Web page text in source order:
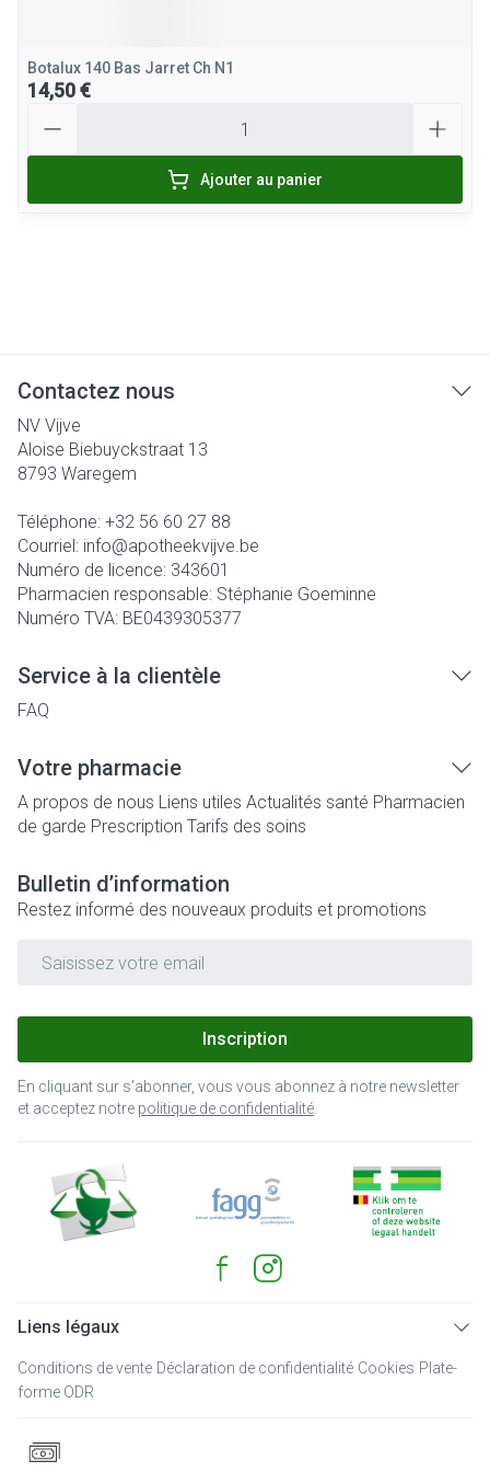
Botalux 140 Bas Jarret Ch N1
14,50 €
Ajouter au panier
Contactez nous
NV Vijve
Aloise Biebuyckstraat 13
8793 Waregem
Téléphone: +32 56 60 27 88
Courriel: info@apotheekvijve.be
Numéro de licence: 343601
Pharmacien responsable: Stéphanie Goeminne
Numéro TVA: BE0439305377
Service à la clientèle
FAQ
Votre pharmacie
A propos de nous Liens utiles Actualités santé Pharmacien
de garde Prescription Tarifs des soins
Bulletin d’information
Restez informé des nouveaux produits et promotions
Inscription
En cliquant sur s'abonner, vous vous abonnez à notre newsletter
et acceptez notre politique de confidentialité
Liens légaux
Conditions de vente Déclaration de confidentialité Cookies Plate-
forme ODR